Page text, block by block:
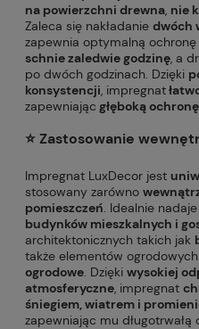
na powierzchni drewna, nie
Zaleca się nakładanie dwóch
zapewnia optymalną
schnie zaledwie godzinę, a
po dwóch godzinach. Dzięki
konsystencji, impregnat
zapewniając głęboką ochronę
⭐️ Zastosowanie
Impregnat LuxDecor jest
stosowany zarówno
pomieszczeń. Idealnie
budynków mieszkalnych i
architektonicznych takich jak
także elementów
ogrodowe. Dzięki wysokiej
atmosferyczne, impregnat
śniegiem, wiatrem i
zapewniając mu